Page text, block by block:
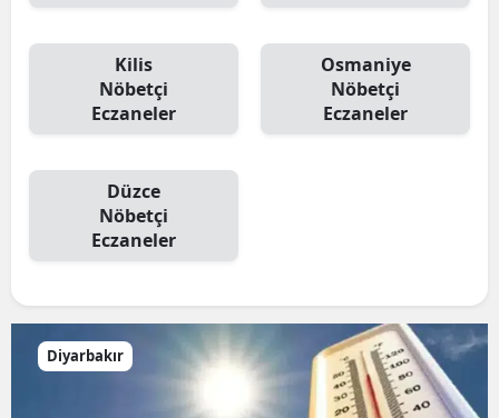
Kilis
Nöbetçi
Eczaneler
Osmaniye
Nöbetçi
Eczaneler
Düzce
Nöbetçi
Eczaneler
Diyarbakır